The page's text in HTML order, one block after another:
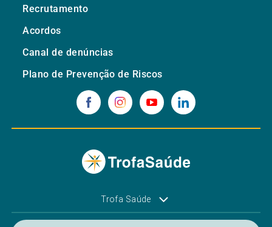
Recrutamento
Acordos
Canal de denúncias
Plano de Prevenção de Riscos
Trofa Saúde